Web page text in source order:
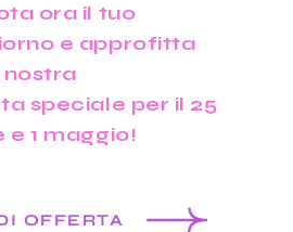
ora il tuo
e approfitta
speciale per il 25
e 1 maggio!
OFFERTA